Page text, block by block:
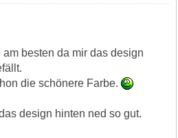
besten da mir das design
die schönere Farbe.
design hinten ned so gut.